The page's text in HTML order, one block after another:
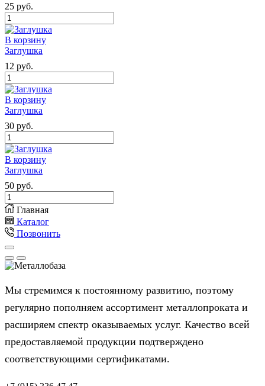
25 руб.
Количество
товара
Заглушка
В корзину
Заглушка
12 руб.
Количество
товара
Заглушка
В корзину
Заглушка
30 руб.
Количество
товара
Заглушка
В корзину
Заглушка
50 руб.
Количество
товара
Заглушка
Главная
Каталог
Позвонить
Мы стремимся к постоянному развитию, поэтому
регулярно пополняем ассортимент металлопроката и
расширяем спектр оказываемых услуг. Качество всей
предоставляемой продукции подтверждено
соответствующими сертификатами.